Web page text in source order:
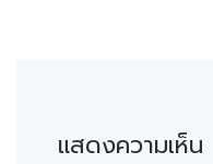
แสดงความเห็น